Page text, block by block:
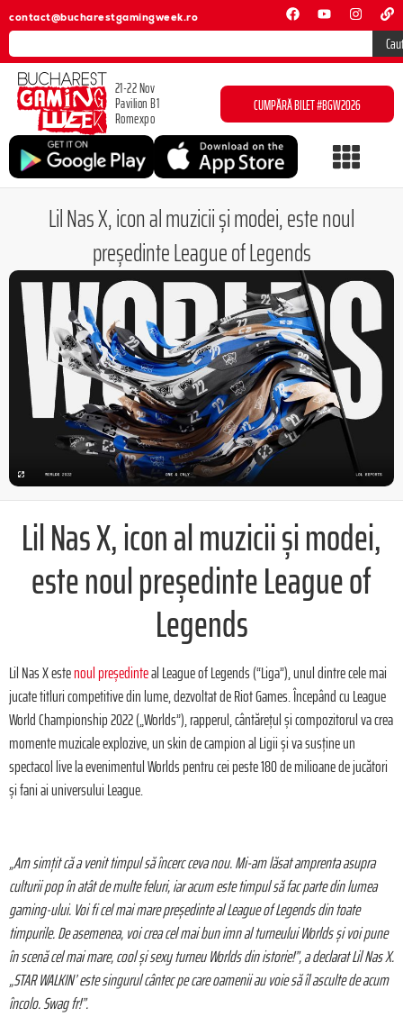
contact@bucharestgamingweek.ro
21-22 Nov
Pavilion B1
Romexpo
CUMPĂRĂ BILET #BGW2026
Lil Nas X, icon al muzicii și modei, este noul
președinte League of Legends
Lil Nas X, icon al muzicii și modei,
este noul președinte League of
Legends
Lil Nas X estenoul președinteal League of Legends (“Liga”), unul dintre cele mai
jucate titluri competitive din lume, dezvoltat de Riot Games. Începând cu League
World Championship 2022 („Worlds”), rapperul, cântărețul și compozitorul va crea
momente muzicale explozive, un skin de campion al Ligii și va susține un
spectacol live la evenimentul Worlds pentru cei peste 180 de milioane de jucători
și fani ai universului League.
„Am simțit că a venit timpul să încerc ceva nou. Mi-am lăsat amprenta asupra
culturii pop în atât de multe feluri, iar acum este timpul să fac parte din lumea
gaming-ului. Voi fi cel mai mare președinte al League of Legends din toate
timpurile. De asemenea, voi crea cel mai bun imn al turneului Worlds și voi pune
în scenă cel mai mare, cool și sexy turneu Worlds din istorie!”, a declarat Lil Nas X.
„STAR WALKIN’ este singurul cântec pe care oamenii au voie să îl asculte de acum
încolo. Swag fr!”.